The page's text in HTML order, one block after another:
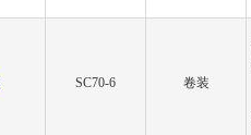
SC70-6 卷装